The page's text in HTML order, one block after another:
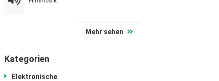
Mehr sehen
Kategorien
Elektronische